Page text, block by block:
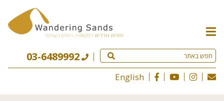
תפריט
האתר
03-6489992
English